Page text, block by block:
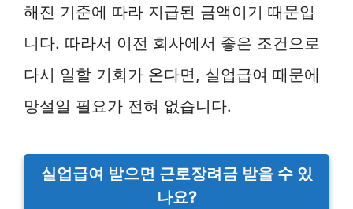
해진 기준에 따라 지급된 금액이기 때문입
니다. 따라서 이전 회사에서 좋은 조건으로
다시 일할 기회가 온다면, 실업급여 때문에
망설일 필요가 전혀 없습니다.
실업급여 받으면 근로장려금 받을 수 있
나요?